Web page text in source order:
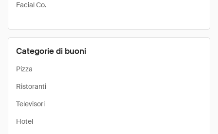
Facial Co.
Categorie di buoni
Pizza
Ristoranti
Televisori
Hotel